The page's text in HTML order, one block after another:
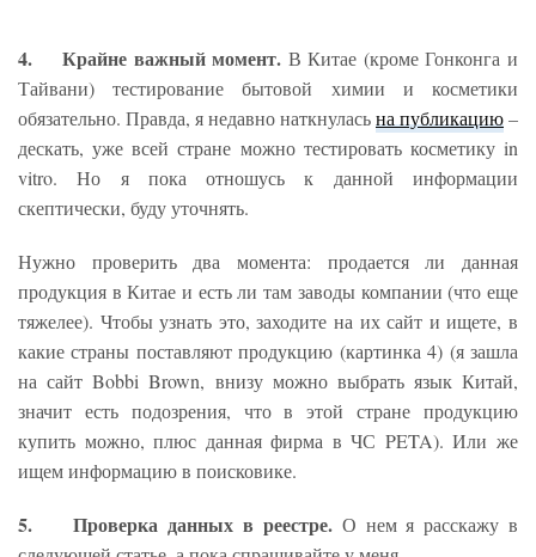
4. Крайне важный момент. В Китае (кроме Гонконга и
Тайвани) тестирование бытовой химии и косметики
обязательно. Правда, я недавно наткнуласьна публикацию–
дескать, уже всей стране можно тестировать косметику in
vitro. Но я пока отношусь к данной информации
скептически, буду уточнять.
Нужно проверить два момента: продается ли данная
продукция в Китае и есть ли там заводы компании (что еще
тяжелее). Чтобы узнать это, заходите на их сайт и ищете, в
какие страны поставляют продукцию (картинка 4) (я зашла
на сайт Bobbi Brown, внизу можно выбрать язык Китай,
значит есть подозрения, что в этой стране продукцию
купить можно, плюс данная фирма в ЧС PETA). Или же
ищем информацию в поисковике.
5. Проверка данных в реестре.О нем я расскажу в